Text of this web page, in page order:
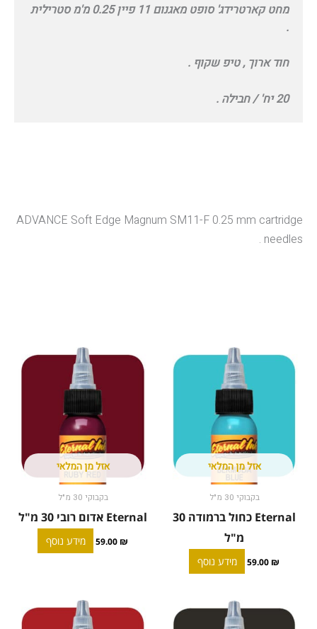
מחט קארטרידג' סופט מאגנום 11 פיין 0.25 מ'מ סטרילית
.
חוד ארוך , טיפ שקוף .
20 יח' / חבילה .
ADVANCE Soft Edge Magnum SM11-F 0.25 mm cartridge
needles .
אזל מן המלאי
בקבוקי 30 מ"ל
Eternal כחול ברמודה 30
מ"ל
59.00 ₪ מידע נוסף
אזל מן המלאי
בקבוקי 30 מ"ל
Eternal אדום רובי 30 מ"ל
59.00 ₪ מידע נוסף